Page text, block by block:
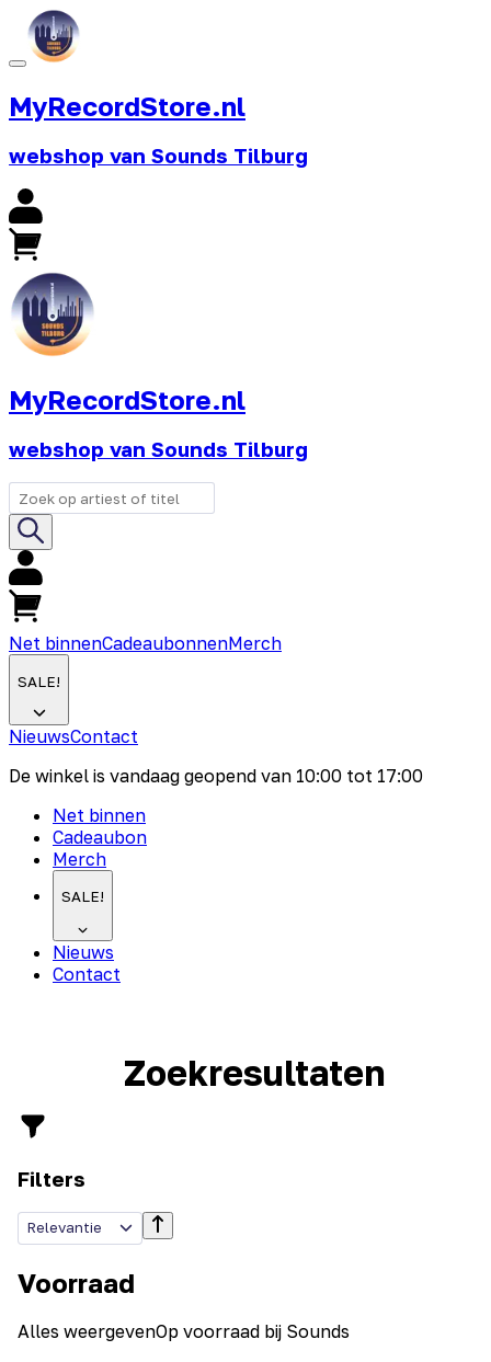
MyRecordStore.nl
webshop van Sounds Tilburg
MyRecordStore.nl
webshop van Sounds Tilburg
Net binnenCadeaubonnenMerch
SALE!
NieuwsContact
De winkel is vandaag geopend van 10:00 tot 17:00
Net binnen
Cadeaubon
Merch
SALE!
Nieuws
Contact
Zoekresultaten
Filters
Relevantie
Voorraad
Alles weergevenOp voorraad bij Sounds